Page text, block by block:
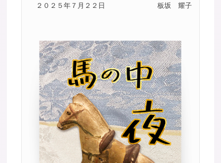
２０２５年７月２２日 板坂 耀子